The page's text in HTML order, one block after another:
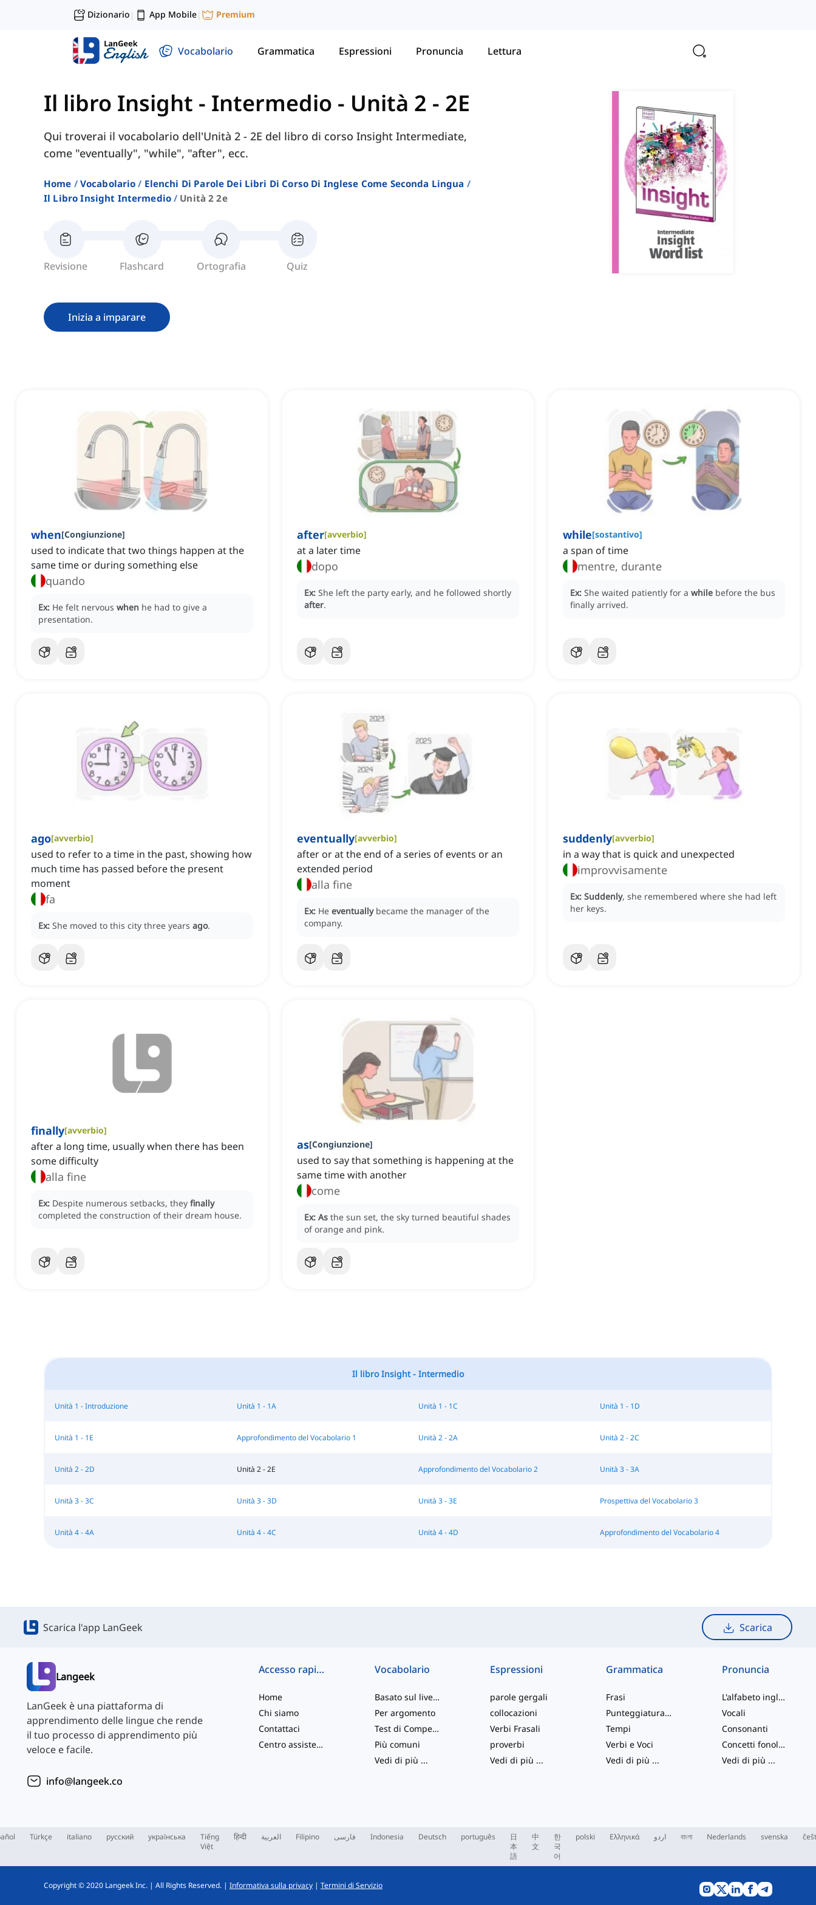
Dizionario | App Mobile| Premium
Vocabolario Grammatica Espressioni Pronuncia Lettura
Il libro Insight - Intermedio - Unità 2 - 2E
Qui troverai il vocabolario dell'Unità 2 - 2E del libro di corso Insight Intermediate,
come "eventually", "while", "after", ecc.
Home Vocabolario
Elenchi Di Parole Dei Libri Di Corso Di Inglese Come Seconda Lingua
Il Libro Insight Intermedio
Unità 2 2e
Revisione Flashcard Ortografia Quiz
Inizia a imparare
when[Congiunzione]
used to indicate that two things happen at the
same time or during something else
quando
Ex: He felt nervous when he had to give a
presentation.
after[avverbio]
at a later time
dopo
Ex: She left the party early, and he followed shortly
after.
while[sostantivo]
a span of time
mentre, durante
Ex: She waited patiently for a while before the bus
finally arrived.
ago[avverbio]
used to refer to a time in the past, showing how
much time has passed before the present
moment
fa
Ex: She moved to this city three years ago.
eventually[avverbio]
after or at the end of a series of events or an
extended period
alla fine
Ex: He eventually became the manager of the
company.
suddenly[avverbio]
in a way that is quick and unexpected
improvvisamente
Ex: Suddenly, she remembered where she had left
her keys.
finally[avverbio]
after a long time, usually when there has been
some difficulty
alla fine
Ex: Despite numerous setbacks, they finally
completed the construction of their dream house.
as[Congiunzione]
used to say that something is happening at the
same time with another
come
Ex: As the sun set, the sky turned beautiful shades
of orange and pink.
Il libro Insight - Intermedio
Unità 1 - Introduzione Unità 1 - 1A Unità 1 - 1C Unità 1 - 1D
Unità 1 - 1E Approfondimento del Vocabolario 1 Unità 2 - 2A Unità 2 - 2C
Unità 2 - 2D Unità 2 - 2E Approfondimento del Vocabolario 2 Unità 3 - 3A
Unità 3 - 3C Unità 3 - 3D Unità 3 - 3E Prospettiva del Vocabolario 3
Unità 4 - 4A Unità 4 - 4C Unità 4 - 4D Approfondimento del Vocabolario 4
Scarica l'app LanGeek Scarica
Langeek
LanGeek è una piattaforma di
apprendimento delle lingue che rende
il tuo processo di apprendimento più
veloce e facile.
info@langeek.co
Accesso rapido
Home
Chi siamo
Contattaci
Centro assistenza
Vocabolario
Basato sul livello
Per argomento
Test di Competenza
Più comuni
Vedi di più ...
Espressioni
parole gergali
collocazioni
Verbi Frasali
proverbi
Vedi di più ...
Grammatica
Frasi
Punteggiatura e Ortografia
Tempi
Verbi e Voci
Vedi di più ...
Pronuncia
L'alfabeto inglese
Vocali
Consonanti
Concetti fonologici
Vedi di più ...
Türkçe italiano русский українська
Tiếng
Việt
हिन्दी العربية Filipino فارسی Indonesia Deutsch português
日
本
語
中
文
한
국
어
polski Ελληνικά اردو বাংলা Nederlands svenska
Copyright © 2020 Langeek Inc. | All Rights Reserved. | Informativa sulla privacy | Termini di Servizio